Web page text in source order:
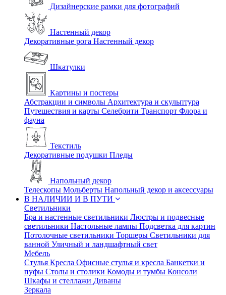
Дизайнерские рамки для фотографий
Настенный декор
Декоративные рога Настенный декор
Шкатулки
Картины и постеры
Абстракции и символы Архитектура и скульптура
Путешествия и карты Селебрити Транспорт Флора и
фауна
Текстиль
Декоративные подушки Пледы
Напольный декор
Телескопы Мольберты Напольный декор и аксессуары
В НАЛИЧИИ И В ПУТИ
Светильники
Бра и настенные светильники Люстры и подвесные
светильники Настольные лампы Подсветка для картин
Потолочные светильники Торшеры Светильники для
ванной Уличный и ландшафтный свет
Мебель
Стулья Кресла Офисные стулья и кресла Банкетки и
пуфы Столы и столики Комоды и тумбы Консоли
Шкафы и стеллажи Диваны
Зеркала